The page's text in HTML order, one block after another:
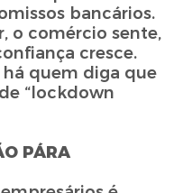
bancários.
o comércio sente,
cresce.
quem diga que
“lockdown
PÁRA